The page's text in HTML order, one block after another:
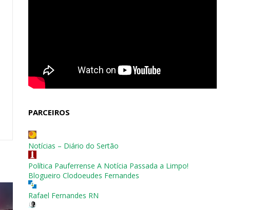
PARCEIROS
Notícias – Diário do Sertão
Política Pauferrense A Notícia Passada a Limpo!
Blogueiro Clodoeudes Fernandes
Rafael Fernandes RN